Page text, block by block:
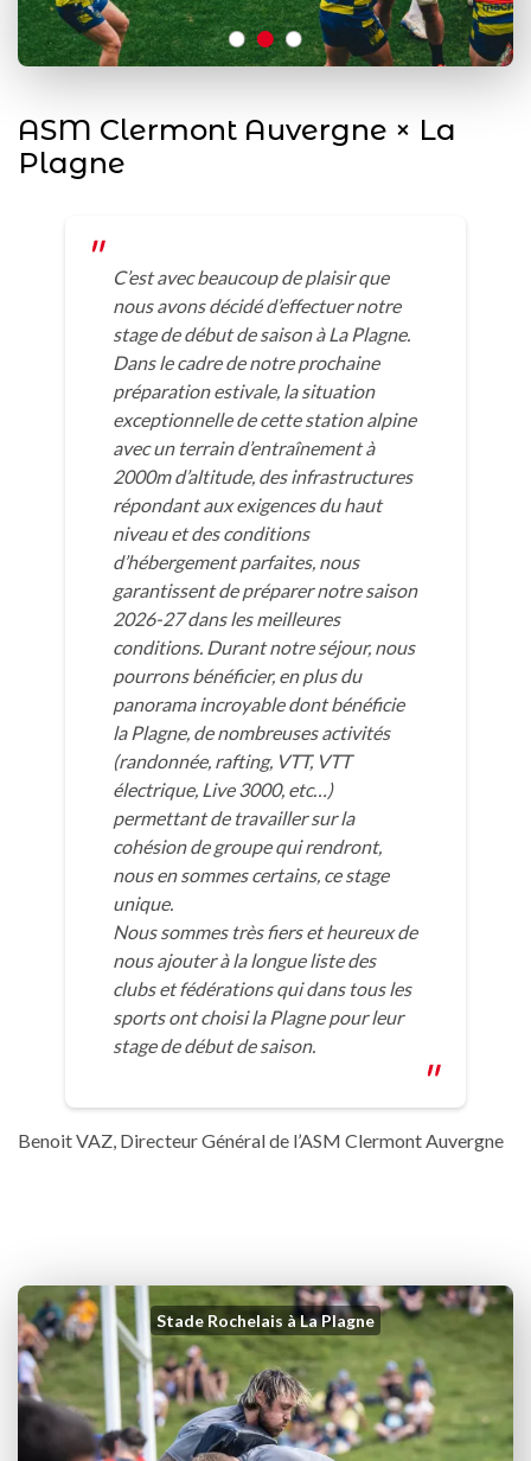
ASM Clermont Auvergne × La
Plagne
C’est avec beaucoup de plaisir que
nous avons décidé d’effectuer notre
stage de début de saison à La Plagne.
Dans le cadre de notre prochaine
préparation estivale, la situation
exceptionnelle de cette station alpine
avec un terrain d’entraînement à
2000m d’altitude, des infrastructures
répondant aux exigences du haut
niveau et des conditions
d’hébergement parfaites, nous
garantissent de préparer notre saison
2026-27 dans les meilleures
conditions. Durant notre séjour, nous
pourrons bénéficier, en plus du
panorama incroyable dont bénéficie
la Plagne, de nombreuses activités
(randonnée, rafting, VTT, VTT
électrique, Live 3000, etc…)
permettant de travailler sur la
cohésion de groupe qui rendront,
nous en sommes certains, ce stage
unique.
Nous sommes très fiers et heureux de
nous ajouter à la longue liste des
clubs et fédérations qui dans tous les
sports ont choisi la Plagne pour leur
stage de début de saison.
Benoit VAZ, Directeur Général de l’ASM Clermont Auvergne
Stade Rochelais à La Plagne